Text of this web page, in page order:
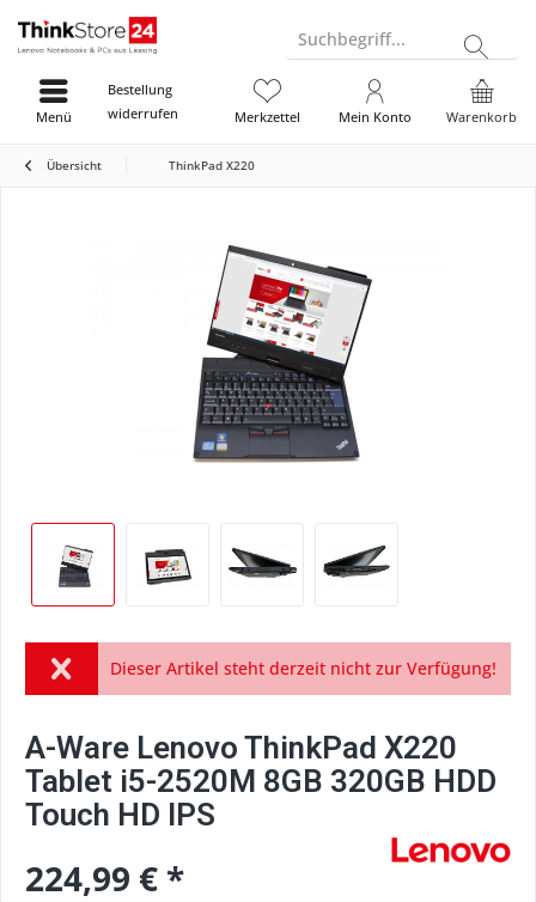
Suchbegriff...
Bestellung
widerrufen
Warenkorb
Merkzettel Mein Konto
Menü
Übersicht ThinkPad X220
Dieser Artikel steht derzeit nicht zur Verfügung!
A-Ware Lenovo ThinkPad X220
Tablet i5-2520M 8GB 320GB HDD
Touch HD IPS
224,99 € *